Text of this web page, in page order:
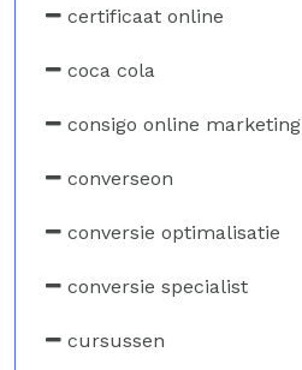
certificaat online
coca cola
consigo online marketing
converseon
conversie optimalisatie
conversie specialist
cursussen